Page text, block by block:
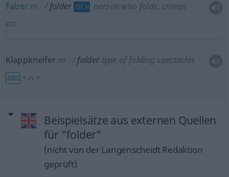
Falzer m folder TECH person who folds, crimps
etc
Klappkneifer m folder type of folding spectacles
OBS < PL >
Beispielsätze aus externen Quellen
für "folder"
(nicht von der Langenscheidt Redaktion
geprüft)